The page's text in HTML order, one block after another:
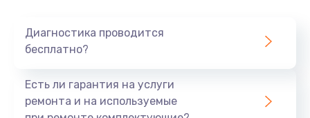
Диагностика проводится
бесплатно?
Есть ли гарантия на услуги
ремонта и на используемые